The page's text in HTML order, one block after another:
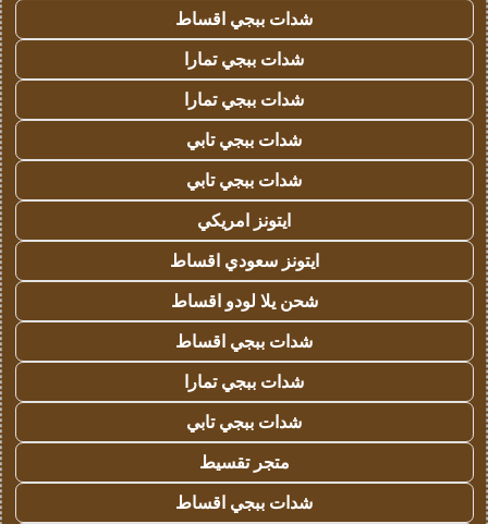
شدات ببجي اقساط
شدات ببجي تمارا
شدات ببجي تمارا
شدات ببجي تابي
شدات ببجي تابي
ايتونز امريكي
ايتونز سعودي اقساط
شحن يلا لودو اقساط
شدات ببجي اقساط
شدات ببجي تمارا
شدات ببجي تابي
متجر تقسيط
شدات ببجي اقساط